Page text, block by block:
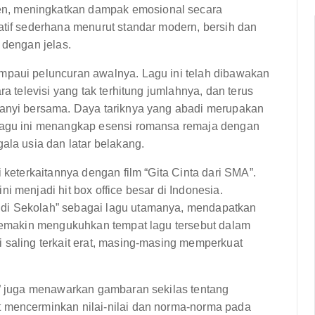
meningkatkan dampak emosional secara
sederhana menurut standar modern, bersih dan
jelas.
peluncuran awalnya. Lagu ini telah dibawakan
televisi yang tak terhitung jumlahnya, dan terus
bersama. Daya tariknya yang abadi merupakan
ini menangkap esensi romansa remaja dengan
usia dan latar belakang.
dengan film “Gita Cinta dari SMA”.
menjadi hit box office besar di Indonesia.
Sekolah” sebagai lagu utamanya, mendapatkan
mengukuhkan tempat lagu tersebut dalam
terkait erat, masing-masing memperkuat
menawarkan gambaran sekilas tentang
nilai-nilai dan norma-norma pada